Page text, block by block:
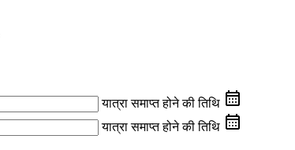
यात्रा समाप्त होने की तिथि
यात्रा समाप्त होने की तिथि